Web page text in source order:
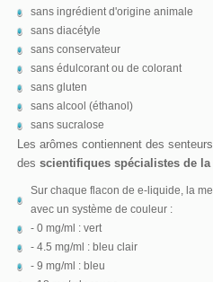
sans ingrédient d'origine animale
sans diacétyle
sans conservateur
sans édulcorant ou de colorant
sans gluten
sans alcool (éthanol)
sans sucralose
Les arômes contiennent des
des scientifiques spécialistes de
Sur chaque flacon de e-liquide, la
avec un système de couleur :
- 0 mg/ml : vert
- 4.5 mg/ml : bleu clair
- 9 mg/ml : bleu